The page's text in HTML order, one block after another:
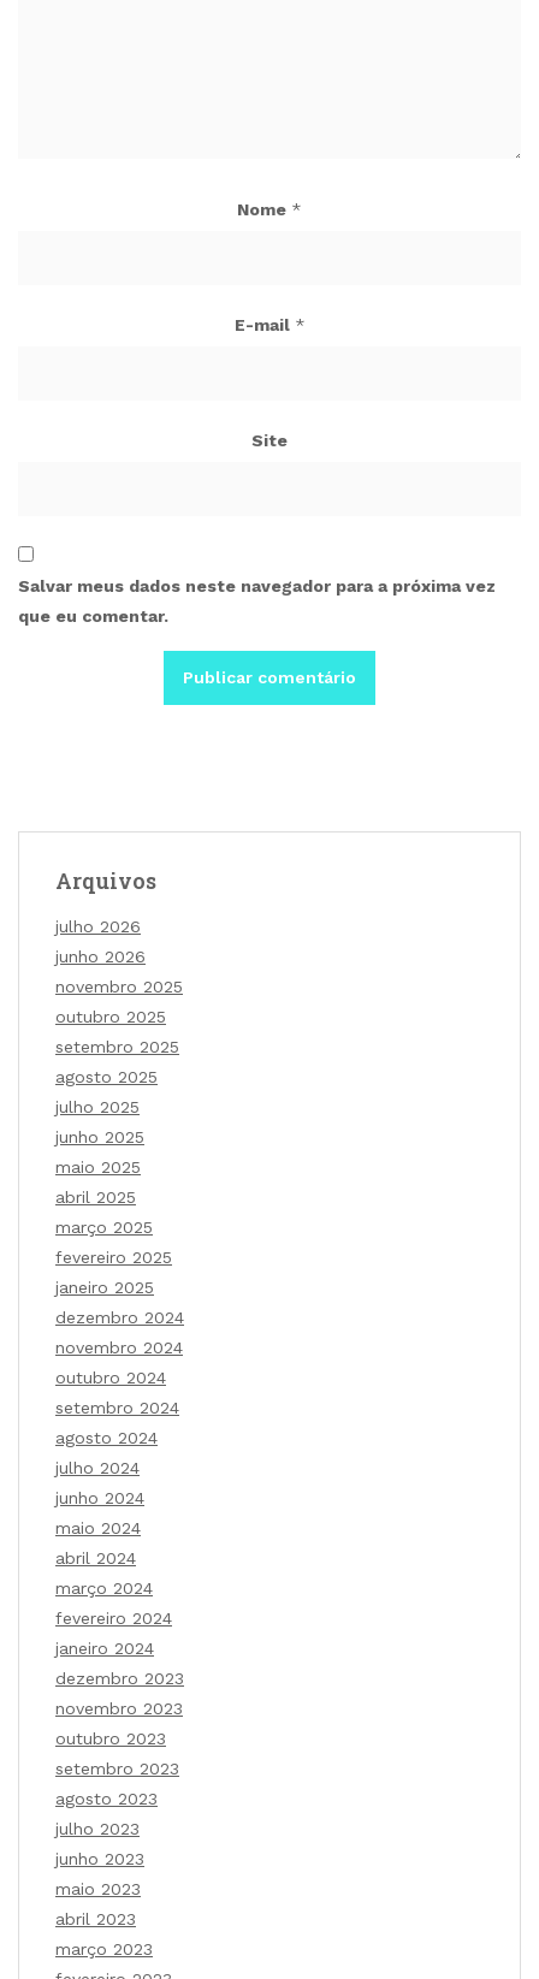
Nome *
E-mail *
Site
Salvar meus dados neste navegador para a próxima vez
que eu comentar.
Arquivos
julho 2026
junho 2026
novembro 2025
outubro 2025
setembro 2025
agosto 2025
julho 2025
junho 2025
maio 2025
abril 2025
março 2025
fevereiro 2025
janeiro 2025
dezembro 2024
novembro 2024
outubro 2024
setembro 2024
agosto 2024
julho 2024
junho 2024
maio 2024
abril 2024
março 2024
fevereiro 2024
janeiro 2024
dezembro 2023
novembro 2023
outubro 2023
setembro 2023
agosto 2023
julho 2023
junho 2023
maio 2023
abril 2023
março 2023